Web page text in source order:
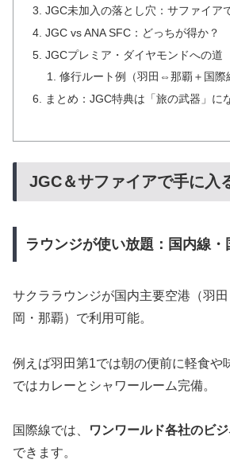
JGC未加入の落とし穴：サファイア
JGC vs ANA SFC：どっちが得か？
JGCプレミア・ダイヤモンドへの道
修行ルート例（羽田⇔那覇＋国際
まとめ：JGC特典は「旅の武器」に
JGC＆サファイアで手に入
ラウンジが使い放題：国内線
サクララウンジが国内主要空港（羽
岡・那覇）で利用可能。
例えば羽田第1では朝の便前に軽食や
ではカレーとシャワールーム完備。
国際線では、 ワンワールド各社のビ
できます。